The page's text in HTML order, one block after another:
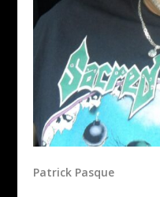
Patrick Pasque